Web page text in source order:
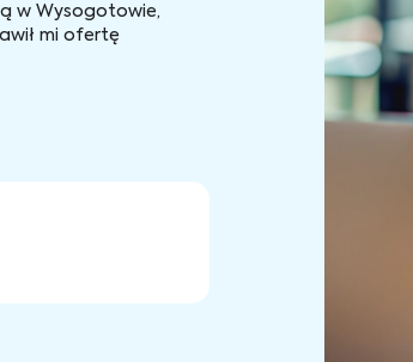
w Wysogotowie,
mi ofertę